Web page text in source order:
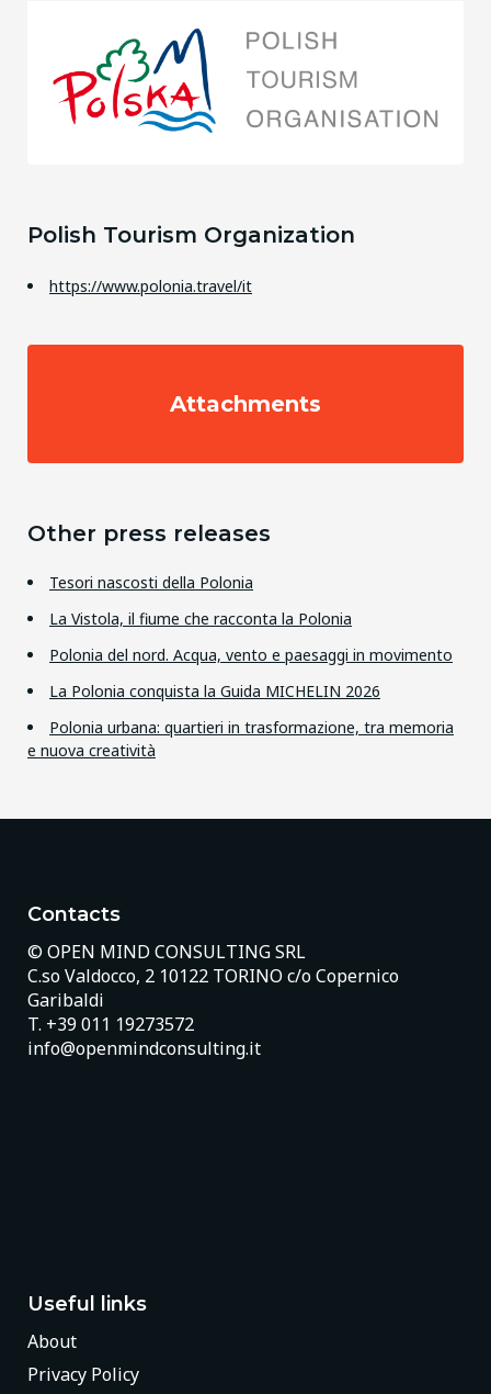
Polish Tourism Organization
https://www.polonia.travel/it
Attachments
Other press releases
Tesori nascosti della Polonia
La Vistola, il fiume che racconta la Polonia
Polonia del nord. Acqua, vento e paesaggi in movimento
La Polonia conquista la Guida MICHELIN 2026
Polonia urbana: quartieri in trasformazione, tra memoria
e nuova creatività
Contacts
© OPEN MIND CONSULTING SRL
C.so Valdocco, 2 10122 TORINO c/o Copernico
Garibaldi
T. +39 011 19273572
info@openmindconsulting.it
Useful links
About
Privacy Policy